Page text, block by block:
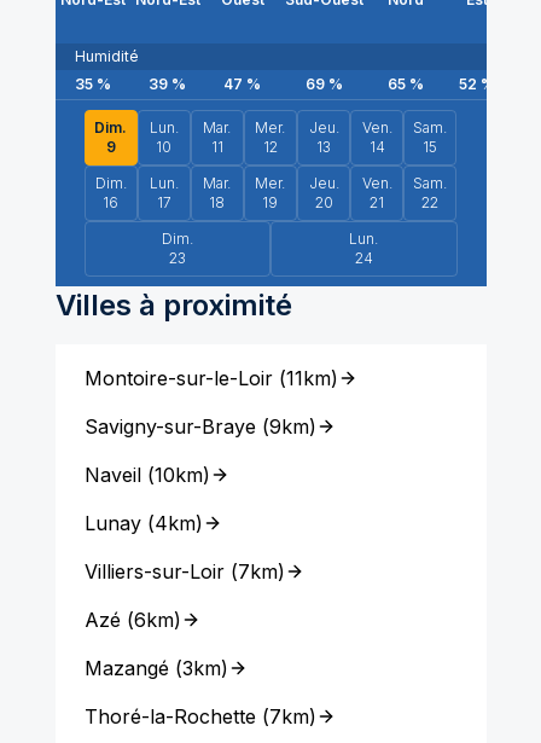
Humidité
35% 39 % 47 % 69% 65% 52 %
Dim.
9
Lun.
10
Mar.
11
Mer.
12
Jeu.
13
Ven.
14
Sam.
15
Dim.
16
Lun.
17
Mar.
18
Mer.
19
Jeu.
20
Ven.
21
Sam.
22
Dim.
23
Lun.
24
Villes à proximité
Montoire-sur-le-Loir(11km)
Savigny-sur-Braye(9km)
Naveil(10km)
Lunay(4km)
Villiers-sur-Loir(7km)
Azé(6km)
Mazangé(3km)
Thoré-la-Rochette(7km)